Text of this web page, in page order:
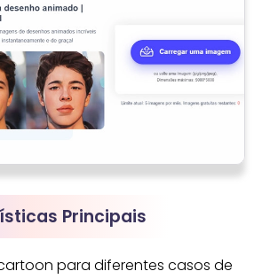
Principais
para diferentes casos de